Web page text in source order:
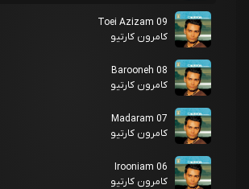
09 Toei Azizam
کامرون کارتیو
08 Barooneh
کامرون کارتیو
07 Madaram
کامرون کارتیو
06 Irooniam
کامرون کارتیو